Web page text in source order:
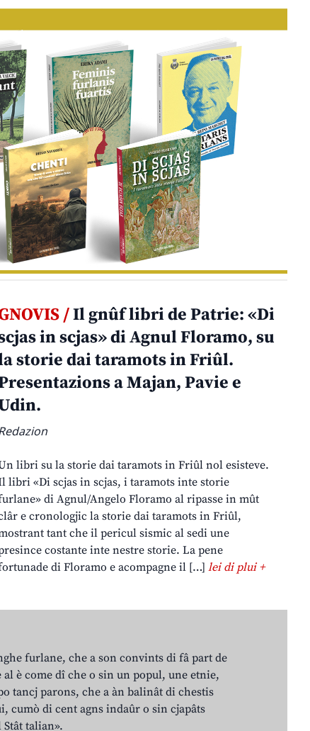
/Il gnûf libri de Patrie: «Di
in scjas» di Agnul Floramo, su
storie dai taramots in Friûl.
a Majan, Pavie e
libri su la storie dai taramots in Friûl nol esisteve.
libri «Di scjas in scjas, i taramots inte storie
di Agnul/Angelo Floramo al ripasse in mût
e cronologjic la storie dai taramots in Friûl,
tant che il pericul sismic al sedi une
costante inte nestre storie. La pene
di Floramo e acompagne il […]lei di plui +
furlane, che a son convints di fâ part de
è come dî che o sin un popul, une etnie,
tancj parons, che a àn balinât di chestis
cumò di cent agns indaûr o sin cjapâts
talian».